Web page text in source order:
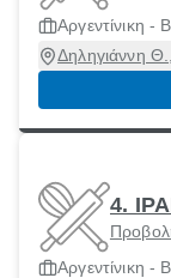
Αργεντίνικη -
Δηληγιάννη
4.
Αργεντίνικη -